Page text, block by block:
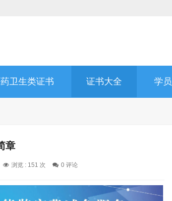
卫生类证书 证书大全 学
章
浏览 : 151 次 0 评论